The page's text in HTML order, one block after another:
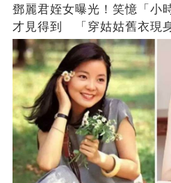
鄧麗君姪女曝光！笑憶「小
才見得到 「穿姑姑舊衣現
錯!